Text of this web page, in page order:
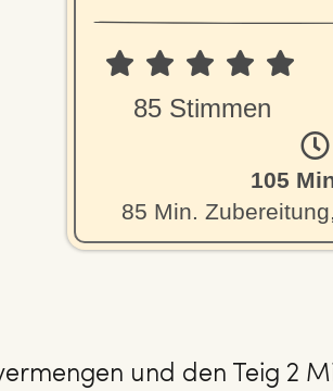
85 Stimmen
105
85 Min.
und den Teig 2